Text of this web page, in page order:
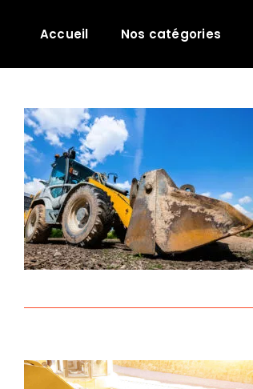
Accueil Nos catégories